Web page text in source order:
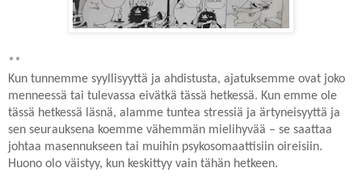
**
Kun tunnemme syyllisyyttä ja ahdistusta, ajatuksemme ovat joko
menneessä tai tulevassa eivätkä tässä hetkessä. Kun emme ole
tässä hetkessä läsnä, alamme tuntea stressiä ja ärtyneisyyttä ja
sen seurauksena koemme vähemmän mielihyvää – se saattaa
johtaa masennukseen tai muihin psykosomaattisiin oireisiin.
Huono olo väistyy, kun keskittyy vain tähän hetkeen.